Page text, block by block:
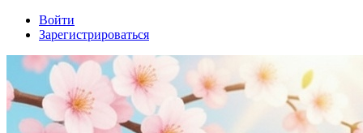
Войти
Зарегистрироваться